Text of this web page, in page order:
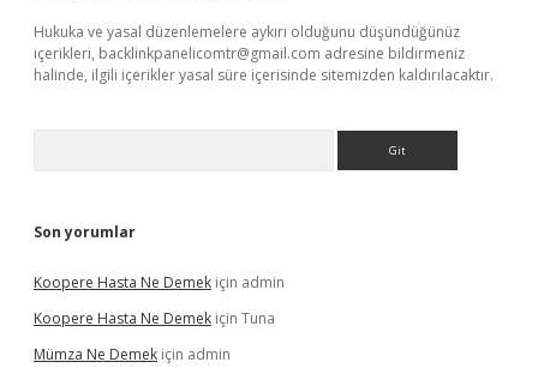
Hukuka ve yasal düzenlemelere aykırı olduğunu düşündüğünüz
içerikleri, backlinkpanelicomtr@gmail.com adresine bildirmeniz
halinde, ilgili içerikler yasal süre içerisinde sitemizden kaldırılacaktır.
Son yorumlar
Koopere Hasta Ne Demek için admin
Koopere Hasta Ne Demek için Tuna
Mümza Ne Demek için admin